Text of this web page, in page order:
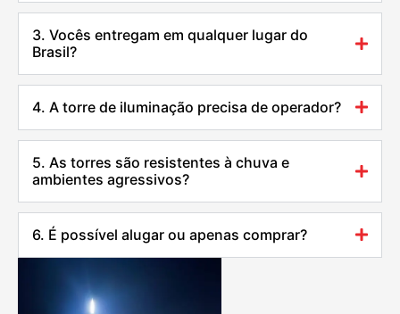
3. Vocês entregam em qualquer lugar do
Brasil?
4. A torre de iluminação precisa de operador?
5. As torres são resistentes à chuva e
ambientes agressivos?
6. É possível alugar ou apenas comprar?